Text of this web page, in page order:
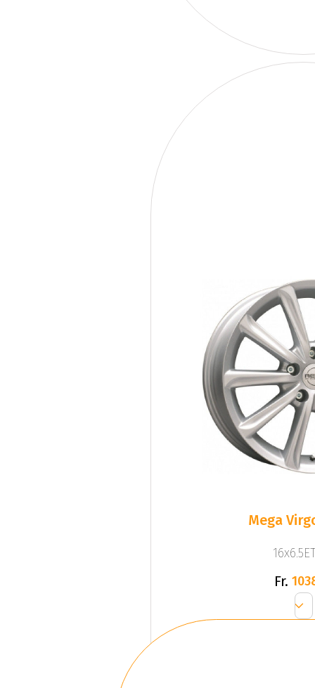
Mega
Fr.